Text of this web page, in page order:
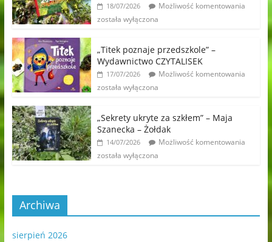
18/07/2026
Możliwość komentowania
została wyłączona
„Titek poznaje przedszkole” –
Wydawnictwo CZYTALISEK
17/07/2026
Możliwość komentowania
została wyłączona
„Sekrety ukryte za szkłem” – Maja
Szanecka – Żołdak
14/07/2026
Możliwość komentowania
została wyłączona
Archiwa
sierpień 2026